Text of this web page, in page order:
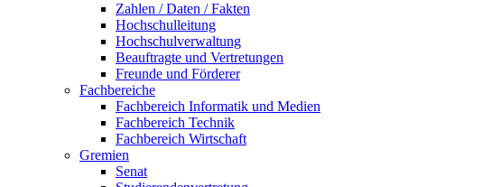
Zahlen / Daten / Fakten
Hochschulleitung
Hochschulverwaltung
Beauftragte und Vertretungen
Freunde und Förderer
Fachbereiche
Fachbereich Informatik und Medien
Fachbereich Technik
Fachbereich Wirtschaft
Gremien
Senat